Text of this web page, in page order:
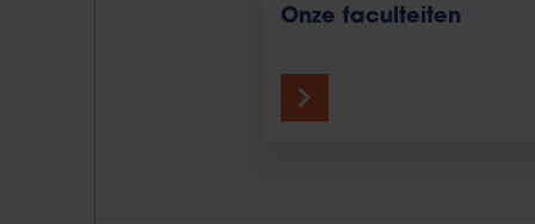
Onze faculteiten